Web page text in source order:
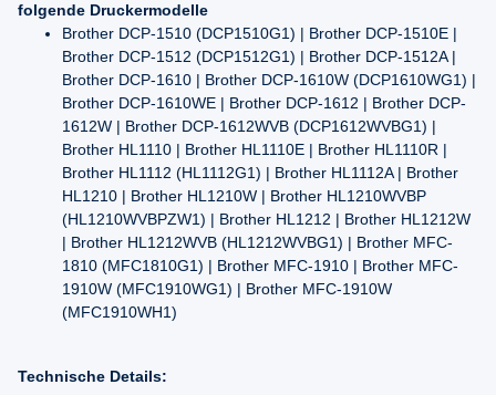
folgende Druckermodelle
Brother DCP-1510 (DCP1510G1) | Brother DCP-1510E |
Brother DCP-1512 (DCP1512G1) | Brother DCP-1512A |
Brother DCP-1610 | Brother DCP-1610W (DCP1610WG1) |
Brother DCP-1610WE | Brother DCP-1612 | Brother DCP-
1612W | Brother DCP-1612WVB (DCP1612WVBG1) |
Brother HL1110 | Brother HL1110E | Brother HL1110R |
Brother HL1112 (HL1112G1) | Brother HL1112A | Brother
HL1210 | Brother HL1210W | Brother HL1210WVBP
(HL1210WVBPZW1) | Brother HL1212 | Brother HL1212W
| Brother HL1212WVB (HL1212WVBG1) | Brother MFC-
1810 (MFC1810G1) | Brother MFC-1910 | Brother MFC-
1910W (MFC1910WG1) | Brother MFC-1910W
(MFC1910WH1)
Technische Details: